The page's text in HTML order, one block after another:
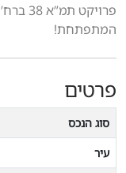
המתפתחת!
פרטים
סוג הנכס
עיר